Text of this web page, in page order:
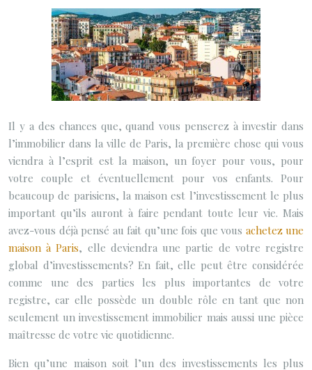
Il y a des chances que, quand vous penserez à investir dans
l’immobilier dans la ville de Paris, la première chose qui vous
viendra à l’esprit est la maison, un foyer pour vous, pour
votre couple et éventuellement pour vos enfants. Pour
beaucoup de parisiens, la maison est l’investissement le plus
important qu’ils auront à faire pendant toute leur vie. Mais
avez-vous déjà pensé au fait qu’une fois que vous achetez une
maison à Paris, elle deviendra une partie de votre registre
global d’investissements? En fait, elle peut être considérée
comme une des parties les plus importantes de votre
registre, car elle possède un double rôle en tant que non
seulement un investissement immobilier mais aussi une pièce
maîtresse de votre vie quotidienne.
Bien qu’une maison soit l’un des investissements les plus